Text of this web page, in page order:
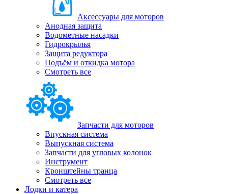
Аксессуары для моторов
Анодная защита
Водометные насадки
Гидрокрылья
Защита редуктора
Подъём и откидка мотора
Смотреть все
Запчасти для моторов
Впускная система
Выпускная система
Запчасти для угловых колонок
Инструмент
Кронштейны транца
Смотреть все
Лодки и катера